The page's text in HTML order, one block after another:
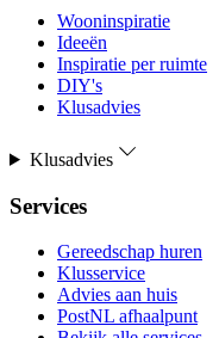
Wooninspiratie
Ideeën
Inspiratie per ruimte
DIY's
Klusadvies
Klusadvies
Services
Gereedschap huren
Klusservice
Advies aan huis
PostNL afhaalpunt